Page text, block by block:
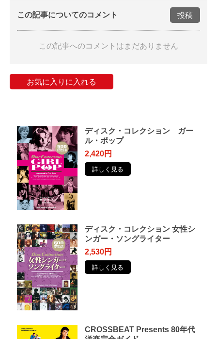
この記事についてのコメント 投稿
この記事へのコメントはまだありません
お気に入りに入れる
ディスク・コレクション ガー
ル・ポップ
2,420円
詳しく見る
ディスク・コレクション 女性シ
ンガー・ソングライター
2,530円
詳しく見る
CROSSBEAT Presents 80年代